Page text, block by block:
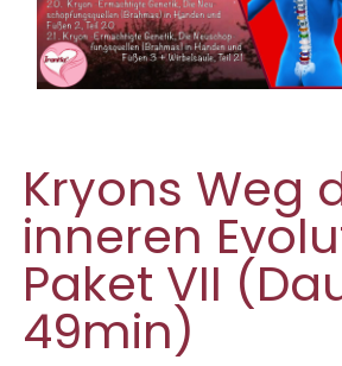
Kryons Weg
inneren
Paket VII
49min)